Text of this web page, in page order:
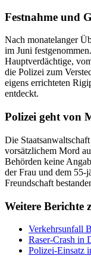
Festnahme und
Nach monatelanger
im Juni
Hauptverdächtige,
die Polizei zum
eigens errichteten
entdeckt.
Polizei geht von
Die
vorsätzlichem Mord
Behörden keine
der Frau und dem 55-
Freundschaft
Weitere Berichte
Verkehrsunfall
Raser-Crash in
Polizei-Einsatz